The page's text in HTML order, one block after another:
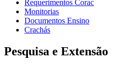
Requerimentos Corac
Monitorias
Documentos Ensino
Crachás
Pesquisa e Extensão